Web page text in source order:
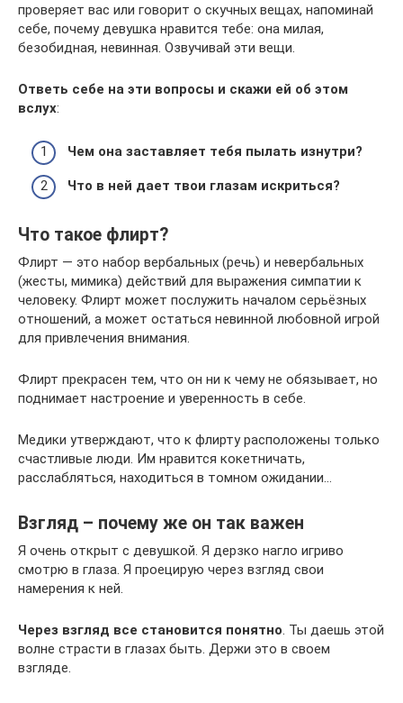
проверяет вас или говорит о скучных вещах, напоминай
себе, почему девушка нравится тебе: она милая,
безобидная, невинная. Озвучивай эти вещи.
Ответь себе на эти вопросы и скажи ей об этом
вслух:
Чем она заставляет тебя пылать изнутри?
Что в ней дает твои глазам искриться?
Что такое флирт?
Флирт — это набор вербальных (речь) и невербальных
(жесты, мимика) действий для выражения симпатии к
человеку. Флирт может послужить началом серьёзных
отношений, а может остаться невинной любовной игрой
для привлечения внимания.
Флирт прекрасен тем, что он ни к чему не обязывает, но
поднимает настроение и уверенность в себе.
Медики утверждают, что к флирту расположены только
счастливые люди. Им нравится кокетничать,
расслабляться, находиться в томном ожидании…
Взгляд – почему же он так важен
Я очень открыт с девушкой. Я дерзко нагло игриво
смотрю в глаза. Я проецирую через взгляд свои
намерения к ней.
Через взгляд все становится понятно . Ты даешь этой
волне страсти в глазах быть. Держи это в своем
взгляде.